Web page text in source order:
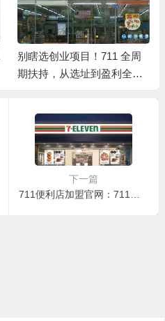
别瞎选创业项目！711 全周
期扶持，从选址到盈利全程
下一篇